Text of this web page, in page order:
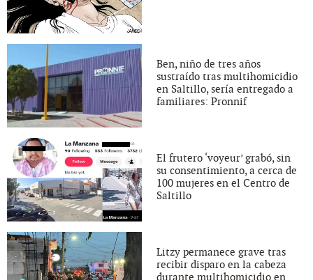
Ben, niño de tres años
sustraído tras multihomicidio
en Saltillo, sería entregado a
familiares: Pronnif
El frutero ‘voyeur’ grabó, sin
su consentimiento, a cerca de
100 mujeres en el Centro de
Saltillo
Litzy permanece grave tras
recibir disparo en la cabeza
durante multihomicidio en